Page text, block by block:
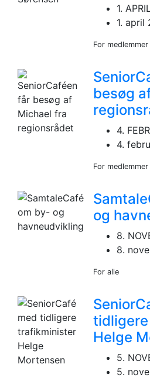
1.
1. april
For
besøg
4.
4.
For
og
8.
8.
For alle
Helge
5.
5.